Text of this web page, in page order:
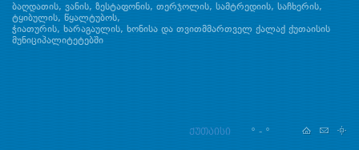
ბაღდათის, ვანის, ზესტაფონის, თერჯოლის, სამტრედიის, საჩხერის,
ტყიბულის, წყალტუბოს,
ჭიათურის, ხარაგაულის, ხონისა და თვითმმართველ ქალაქ ქუთაისის
მუნიციპალიტეტებში
ქუთაისი ° - °